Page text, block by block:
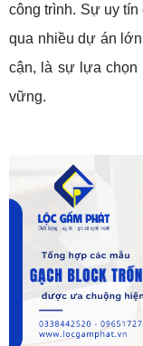
công trình. Sự uy
qua nhiều dự án
cận, là sự lựa chọn
vững.